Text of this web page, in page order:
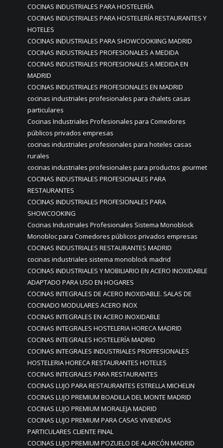
COCINAS INDUSTRIALES PARA HOSTELERÍA
COCINAS INDUSTRIALES PARA HOSTELERÍA RESTAURANTES Y
HOTELES
COCINAS INDUSTRIALES PARA SHOWCOOKIING MADRID
COCINAS INDUSTRIALES PROFESIONALES A MEDIDA
COCINAS INDUSTRIALES PROFESIONALES A MEDIDA EN
MADRID
COCINAS INDUSTRIALES PROFESIONALES EN MADRID
cocinas industriales profesionales para chalets casas
particulares
Cocinas Industriales Profesionales para Comedores
públicos privados empresas
cocinas industriales profesionales para hoteles casas
rurales
cocinas industriales profesionales para productos gourmet
COCINAS INDUSTRIALES PROFESIONALES PARA
RESTAURANTES
COCINAS INDUSTRIALES PROFESIONALES PARA
SHOWCOOKING
Cocinas Industriales Profesionales Sistema Monoblock
Monobloc para Comedores públicos privados empresas
COCINAS INDUSTRIALES RESTAURANTES MADRID
cocinas industriales sistema monoblock madrid
COCINAS INDUSTRIALES Y MOBILIARIO EN ACERO INOXIDABLE
ADAPTADO PARA USO EN HOGARES
COCINAS INTEGRALES DE ACERO INOXIDABLE. SALAS DE
COCINADO MODULARES ACERO INOX
COCINAS INTEGRALES EN ACERO INOXIDABLE
COCINAS INTEGRALES HOSTELERIA HORECA MADRID
COCINAS INTEGRALES HOSTELERÍA MADRID
COCINAS INTEGRALES INDUSTRIALES PROFFESIONALES
HOSTELERIA HORECA RESTAURANTES HOTELES
COCINAS INTEGRALES PARA RESTAURANTES
COCINAS LUJO PARA RESTAURANTES ESTRELLA MICHELIN
COCINAS LUJO PREMIUM BOADILLA DEL MONTE MADRID
COCINAS LUJO PREMIUM MORALEJA MADRID
COCINAS LUJO PREMIUM PARA CASAS VIVIENDAS
PARTICULARES CLIENTE FINAL
COCINAS LUJO PREMIUM POZUELO DE ALARCÓN MADRID